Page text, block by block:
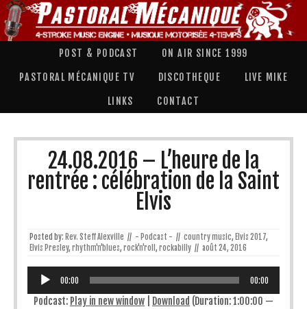
POST & PODCAST ON AIR SINCE 1999
PASTORAL MÉCANIQUE TV DISCOTHEQUE LIVE MIKE
LINKS CONTACT
24.08.2016 – L’heure de la
rentrée : célébration de la Saint
Elvis
Posted by: Rev. Steff Alexville // - Podcast - // country music, Elvis 2017,
Elvis Presley, rhythm'n'blues, rock'n'roll , rockabilly // août 24, 2016
Lecteur
audio
00:00 00:00
Podcast: Play in new window Download (Duration: 1:00:00 —